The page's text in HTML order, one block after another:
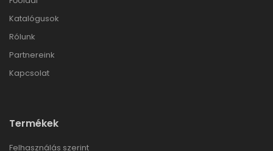
Katalógusok
Rólunk
Partnereink
Kapcsolat
Termékek
Felhasználás szerint